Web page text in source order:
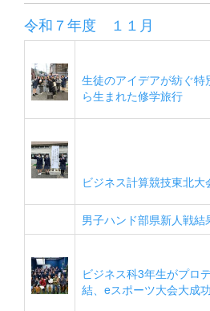
令和７年度 １１月
生徒のアイデアが紡ぐ
ら生まれた修学旅行
ビジネス計算競技東北大
男子ハンド部県新人戦結
ビジネス科3年生がプロ
結、eスポーツ大会大成功